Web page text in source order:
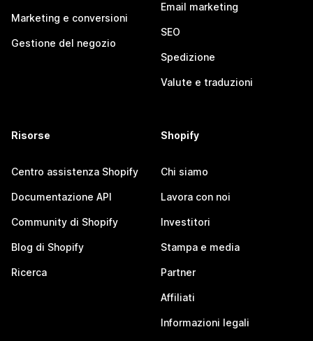
Marketing e conversioni
Gestione del negozio
Email marketing
SEO
Spedizione
Valute e traduzioni
Risorse
Centro assistenza Shopify
Documentazione API
Community di Shopify
Blog di Shopify
Ricerca
Shopify
Chi siamo
Lavora con noi
Investitori
Stampa e media
Partner
Affiliati
Informazioni legali